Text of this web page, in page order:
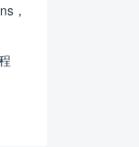
，